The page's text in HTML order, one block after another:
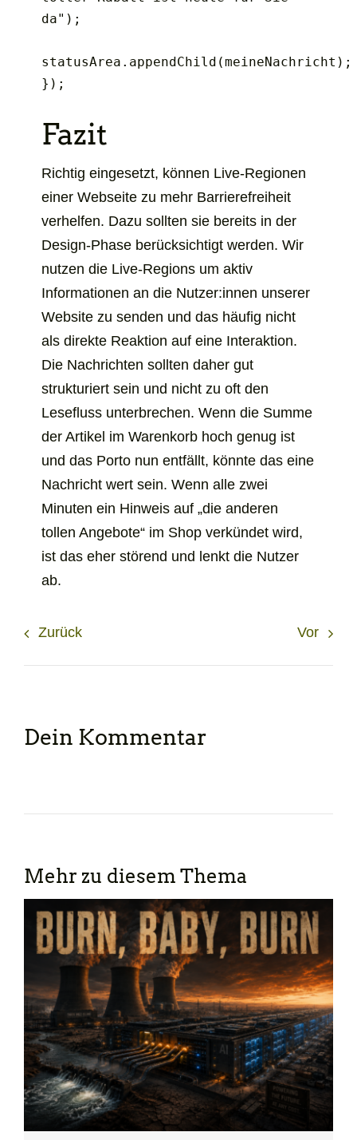
da");
statusArea.appendChild(meineNachricht);
Fazit
Richtig eingesetzt, können Live-Regionen
einer Webseite zu mehr Barrierefreiheit
verhelfen. Dazu sollten sie bereits in der
Design-Phase berücksichtigt werden. Wir
nutzen die Live-Regions um aktiv
Informationen an die Nutzer:innen unserer
Website zu senden und das häufig nicht
als direkte Reaktion auf eine Interaktion.
Die Nachrichten sollten daher gut
strukturiert sein und nicht zu oft den
Lesefluss unterbrechen. Wenn die Summe
der Artikel im Warenkorb hoch genug ist
und das Porto nun entfällt, könnte das eine
Nachricht wert sein. Wenn alle zwei
Minuten ein Hinweis auf „die anderen
tollen Angebote“ im Shop verkündet wird,
ist das eher störend und lenkt die Nutzer
ab.
Zurück Vor
Dein Kommentar
Mehr zu diesem Thema